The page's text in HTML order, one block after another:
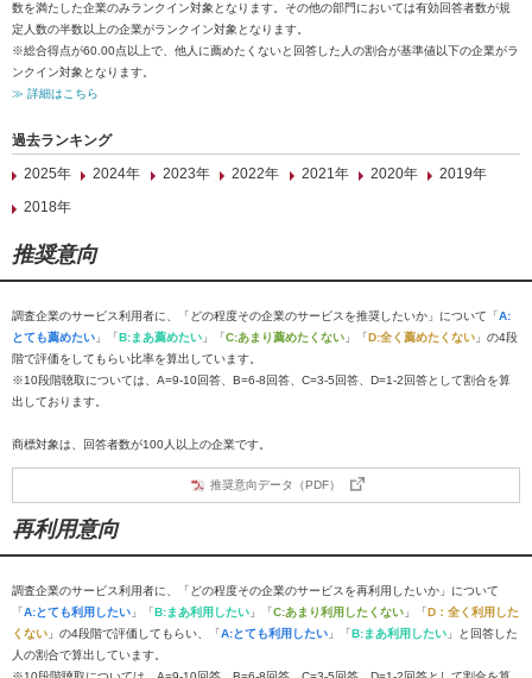
数を満たした企業のみランクイン対象となります。その他の部門においては有効回答者数が規
定人数の半数以上の企業がランクイン対象となります。
※総合得点が60.00点以上で、他人に薦めたくないと回答した人の割合が基準値以下の企業がラ
ンクイン対象となります。
≫ 詳細はこちら
過去ランキング
2025年
2024年 2023年 2022年 2021年 2020年
2019年
2018年
推奨意向
調査企業のサービス利用者に、「どの程度その企業のサービスを推奨したいか」について「A:
とても薦めたい 」「B:まあ薦めたい 」「C:あまり薦めたくない 」「D:全く薦めたくない 」の4段
階で評価をしてもらい比率を算出しています。
※10段階聴取については、A=9-10回答、B=6-8回答、C=3-5回答、D=1-2回答として割合を算
出しております。
商標対象は、回答者数が100人以上の企業です。
推奨意向データ（PDF）
再利用意向
調査企業のサービス利用者に、「どの程度その企業のサービスを再利用したいか」について
「A:とても利用したい 」「B:まあ利用したい 」「C:あまり利用したくない 」「D：全く利用した
くない 」の4段階で評価してもらい、「A:とても利用したい 」「B:まあ利用したい 」と回答した
人の割合で算出しています。